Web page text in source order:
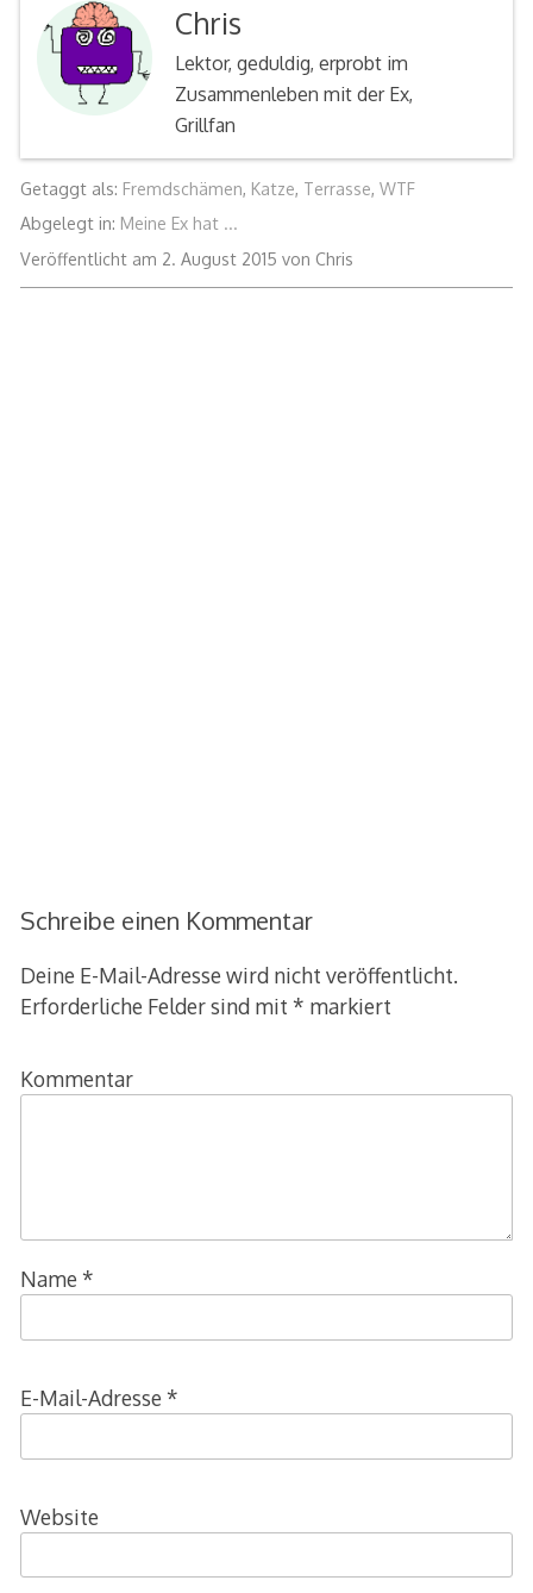
Chris
Lektor, geduldig, erprobt im
Zusammenleben mit der Ex,
Grillfan
Getaggt als: Fremdschämen, Katze, Terrasse, WTF
Abgelegt in: Meine Ex hat ...
Veröffentlicht am 2. August 201526.
Januar
von Chris
Schreibe einen Kommentar
Deine E-Mail-Adresse wird nicht veröffentlicht.
Erforderliche Felder sind mit * markiert
Kommentar
Name *
E-Mail-Adresse *
Website